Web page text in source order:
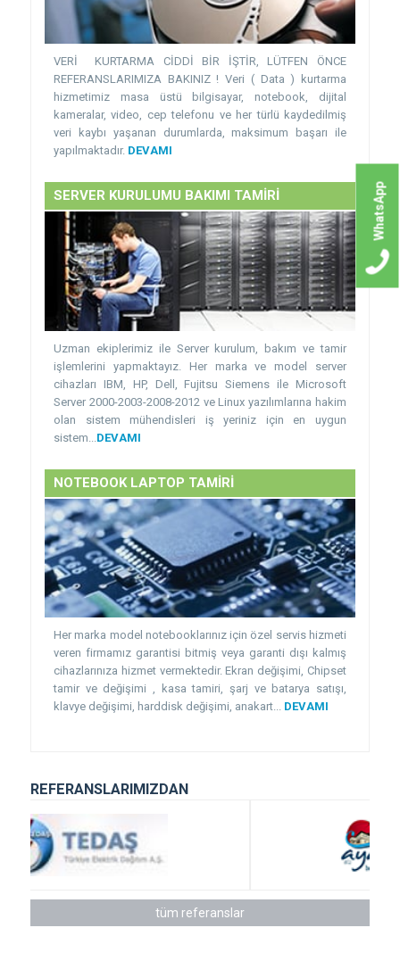
VERİ KURTARMA CİDDİ BİR İŞTİR, LÜTFEN ÖNCE
REFERANSLARIMIZA BAKINIZ ! Veri ( Data ) kurtarma
hizmetimiz masa üstü bilgisayar, notebook, dijital
kameralar, video, cep telefonu ve her türlü kaydedilmiş
veri kaybı yaşanan durumlarda, maksimum başarı ile
yapılmaktadır. DEVAMI
SERVER KURULUMU BAKIMI TAMİRİ
Uzman ekiplerimiz ile Server kurulum, bakım ve tamir
işlemlerini yapmaktayız. Her marka ve model server
cihazları IBM, HP, Dell, Fujitsu Siemens ile Microsoft
Server 2000-2003-2008-2012 ve Linux yazılımlarına hakim
olan sistem mühendisleri iş yeriniz için en uygun
sistem... DEVAMI
NOTEBOOK LAPTOP TAMİRİ
Her marka model notebooklarınız için özel servis hizmeti
veren firmamız garantisi bitmiş veya garanti dışı kalmış
cihazlarınıza hizmet vermektedir. Ekran değişimi, Chipset
tamir ve değişimi , kasa tamiri, şarj ve batarya satışı,
klavye değişimi, harddisk değişimi, anakart... DEVAMI
REFERANSLARIMIZDAN
tüm referanslar
WhatsApp